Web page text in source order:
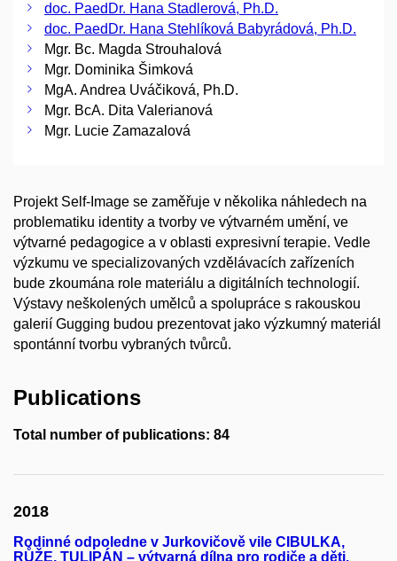
doc. PaedDr. Hana Stadlerová, Ph.D.
doc. PaedDr. Hana Stehlíková Babyrádová, Ph.D.
Mgr. Bc. Magda Strouhalová
Mgr. Dominika Šimková
MgA. Andrea Uváčiková, Ph.D.
Mgr. BcA. Dita Valerianová
Mgr. Lucie Zamazalová
Projekt Self-Image se zaměřuje v několika náhledech na
problematiku identity a tvorby ve výtvarném umění, ve
výtvarné pedagogice a v oblasti expresivní terapie. Vedle
výzkumu ve specializovaných vzdělávacích zařízeních
bude zkoumána role materiálu a digitálních technologií.
Výstavy neškolených umělců a spolupráce s rakouskou
galerií Gugging budou prezentovat jako výzkumný materiál
spontánní tvorbu vybraných tvůrců.
Publications
Total number of publications: 84
2018
Rodinné odpoledne v Jurkovičově vile CIBULKA,
RŮŽE, TULIPÁN – výtvarná dílna pro rodiče a děti.